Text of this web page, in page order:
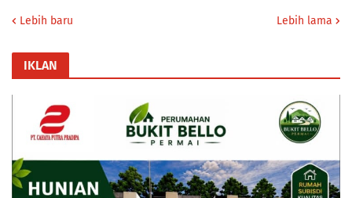
Lebih baru Lebih lama
IKLAN